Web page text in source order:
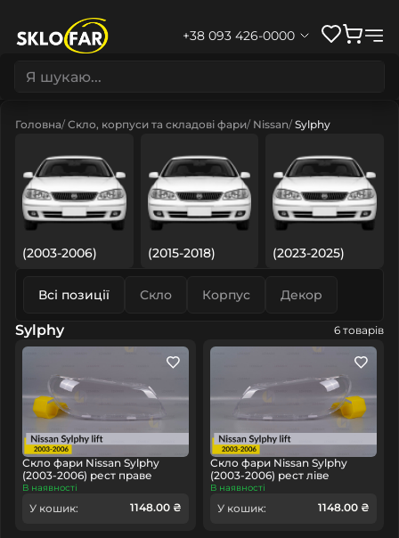
+38 093 426-0000
Головна Скло, корпуси та складові фари Nissan Sylphy
(2003-2006) (2015-2018) (2023-2025)
Всі позиції Скло Корпус Декор
Sylphy 6 товарів
Скло фари Nissan Sylphy
(2003-2006) рест праве
В наявності
У кошик: 1148.00 ₴
Скло фари Nissan Sylphy
(2003-2006) рест ліве
В наявності
У кошик: 1148.00 ₴